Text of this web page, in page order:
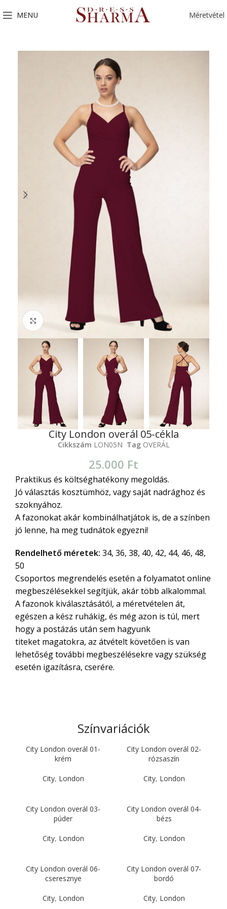
MENU Méretvétel
Click to enlarge
City London overál 05-cékla
Cikkszám LON05N Tag OVERÁL
25.000 Ft
Praktikus és költséghatékony megoldás.
Jó választás kosztümhöz, vagy saját nadrághoz és
szoknyához.
A fazonokat akár kombinálhatjátok is, de a színben
jó lenne, ha meg tudnátok egyezni!
Rendelhető méretek: 34, 36, 38, 40, 42, 44, 46, 48,
50
Csoportos megrendelés esetén a folyamatot online
megbeszélésekkel segítjük, akár több alkalommal.
A fazonok kiválasztásától, a méretvételen át,
egészen a kész ruhákig, és még azon is túl, mert
hogy a postázás után sem hagyunk
titeket magatokra, az átvételt követően is van
lehetőség további megbeszélésekre vagy szükség
esetén igazításra, cserére.
Színvariációk
City London overál 01-
krém
City, London
City London overál 02-
rózsaszín
City, London
City London overál 03-
púder
City, London
City London overál 04-
bézs
City, London
City London overál 06-
cseresznye
City, London
City London overál 07-
bordó
City, London